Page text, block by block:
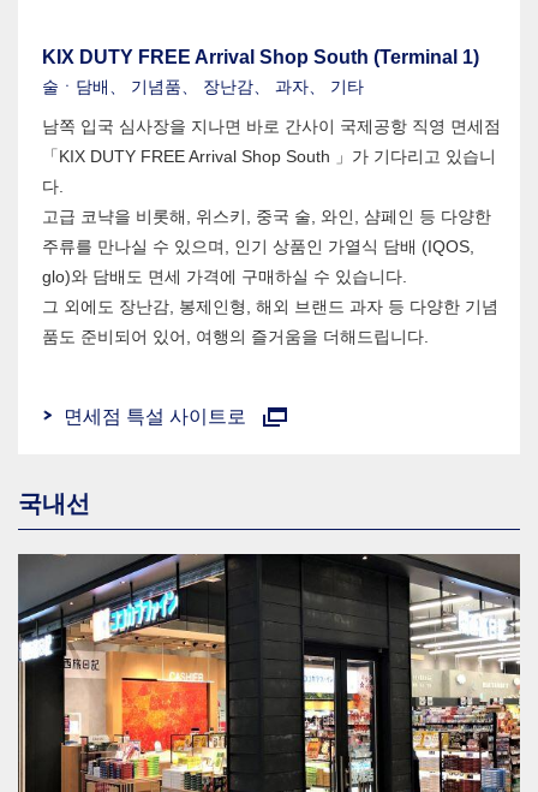
KIX DUTY FREE Arrival Shop South (Terminal 1)
술ㆍ담배、 기념품、 장난감、 과자、 기타
남쪽 입국 심사장을 지나면 바로 간사이 국제공항 직영 면세점
「KIX DUTY FREE Arrival Shop South 」가 기다리고 있습니
다.
고급 코냑을 비롯해, 위스키, 중국 술, 와인, 샴페인 등 다양한
주류를 만나실 수 있으며, 인기 상품인 가열식 담배 (IQOS,
glo)와 담배도 면세 가격에 구매하실 수 있습니다.
그 외에도 장난감, 봉제인형, 해외 브랜드 과자 등 다양한 기념
품도 준비되어 있어, 여행의 즐거움을 더해드립니다.
면세점 특설 사이트로
국내선